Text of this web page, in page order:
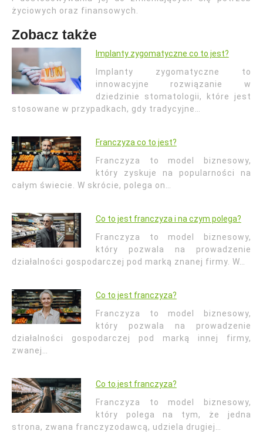
życiowych oraz finansowych.
Zobacz także
Implanty zygomatyczne co to jest?
Implanty zygomatyczne to
innowacyjne rozwiązanie w
dziedzinie stomatologii, które jest
stosowane w przypadkach, gdy tradycyjne…
Franczyza co to jest?
Franczyza to model biznesowy,
który zyskuje na popularności na
całym świecie. W skrócie, polega on…
Co to jest franczyza i na czym polega?
Franczyza to model biznesowy,
który pozwala na prowadzenie
działalności gospodarczej pod marką znanej firmy. W…
Co to jest franczyza?
Franczyza to model biznesowy,
który pozwala na prowadzenie
działalności gospodarczej pod marką innej firmy,
zwanej…
Co to.jest franczyza?
Franczyza to model biznesowy,
który polega na tym, że jedna
strona, zwana franczyzodawcą, udziela drugiej…